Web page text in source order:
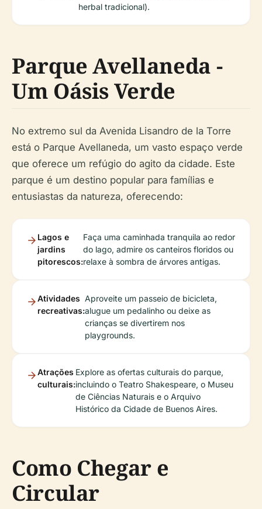
herbal tradicional).
Parque Avellaneda -
Um Oásis Verde
No extremo sul da Avenida Lisandro de la Torre
está o Parque Avellaneda, um vasto espaço verde
que oferece um refúgio do agito da cidade. Este
parque é um destino popular para famílias e
entusiastas da natureza, oferecendo:
Lagos e
jardins
pitorescos:
Faça uma caminhada tranquila ao redor
do lago, admire os canteiros floridos ou
relaxe à sombra de árvores antigas.
Atividades
recreativas:
Aproveite um passeio de bicicleta,
alugue um pedalinho ou deixe as
crianças se divertirem nos
playgrounds.
Atrações
culturais:
Explore as ofertas culturais do parque,
incluindo o Teatro Shakespeare, o Museu
de Ciências Naturais e o Arquivo
Histórico da Cidade de Buenos Aires.
Como Chegar e
Circular